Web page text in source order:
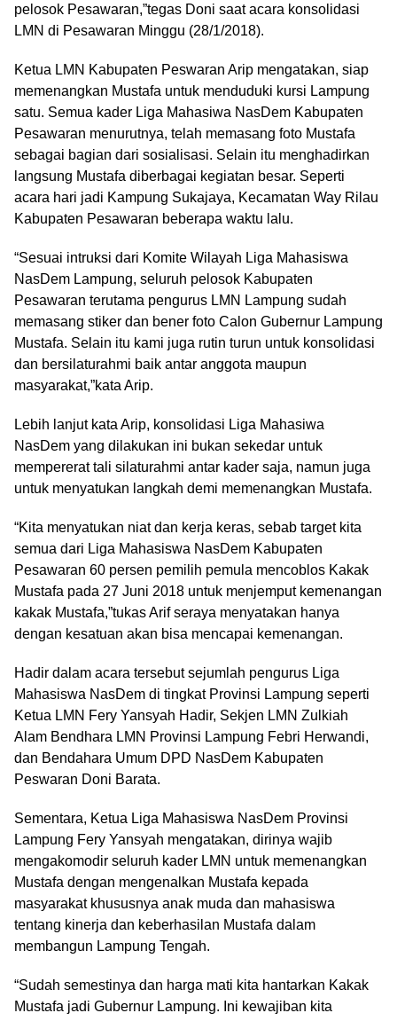
pelosok Pesawaran,”tegas Doni saat acara konsolidasi
LMN di Pesawaran Minggu (28/1/2018).
Ketua LMN Kabupaten Peswaran Arip mengatakan, siap
memenangkan Mustafa untuk menduduki kursi Lampung
satu. Semua kader Liga Mahasiwa NasDem Kabupaten
Pesawaran menurutnya, telah memasang foto Mustafa
sebagai bagian dari sosialisasi. Selain itu menghadirkan
langsung Mustafa diberbagai kegiatan besar. Seperti
acara hari jadi Kampung Sukajaya, Kecamatan Way Rilau
Kabupaten Pesawaran beberapa waktu lalu.
“Sesuai intruksi dari Komite Wilayah Liga Mahasiswa
NasDem Lampung, seluruh pelosok Kabupaten
Pesawaran terutama pengurus LMN Lampung sudah
memasang stiker dan bener foto Calon Gubernur Lampung
Mustafa. Selain itu kami juga rutin turun untuk konsolidasi
dan bersilaturahmi baik antar anggota maupun
masyarakat,”kata Arip.
Lebih lanjut kata Arip, konsolidasi Liga Mahasiwa
NasDem yang dilakukan ini bukan sekedar untuk
mempererat tali silaturahmi antar kader saja, namun juga
untuk menyatukan langkah demi memenangkan Mustafa.
“Kita menyatukan niat dan kerja keras, sebab target kita
semua dari Liga Mahasiswa NasDem Kabupaten
Pesawaran 60 persen pemilih pemula mencoblos Kakak
Mustafa pada 27 Juni 2018 untuk menjemput kemenangan
kakak Mustafa,”tukas Arif seraya menyatakan hanya
dengan kesatuan akan bisa mencapai kemenangan.
Hadir dalam acara tersebut sejumlah pengurus Liga
Mahasiswa NasDem di tingkat Provinsi Lampung seperti
Ketua LMN Fery Yansyah Hadir, Sekjen LMN Zulkiah
Alam Bendhara LMN Provinsi Lampung Febri Herwandi,
dan Bendahara Umum DPD NasDem Kabupaten
Peswaran Doni Barata.
Sementara, Ketua Liga Mahasiswa NasDem Provinsi
Lampung Fery Yansyah mengatakan, dirinya wajib
mengakomodir seluruh kader LMN untuk memenangkan
Mustafa dengan mengenalkan Mustafa kepada
masyarakat khususnya anak muda dan mahasiswa
tentang kinerja dan keberhasilan Mustafa dalam
membangun Lampung Tengah.
“Sudah semestinya dan harga mati kita hantarkan Kakak
Mustafa jadi Gubernur Lampung. Ini kewajiban kita